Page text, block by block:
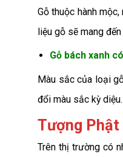
Gỗ thuộc hành
liệu gỗ sẽ mang
Gỗ bách xanh
Màu sắc của loại
đổi màu sắc kỳ diệu.
Tượng Phật
Trên thị trường có